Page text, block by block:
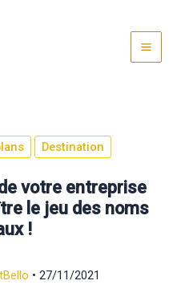
Destination
votre entreprise
le jeu des noms
!
• 27/11/2021